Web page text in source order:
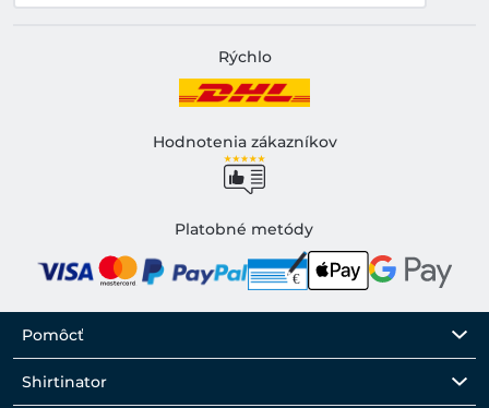
Rýchlo
Hodnotenia zákazníkov
Platobné metódy
Pomôcť
Shirtinator